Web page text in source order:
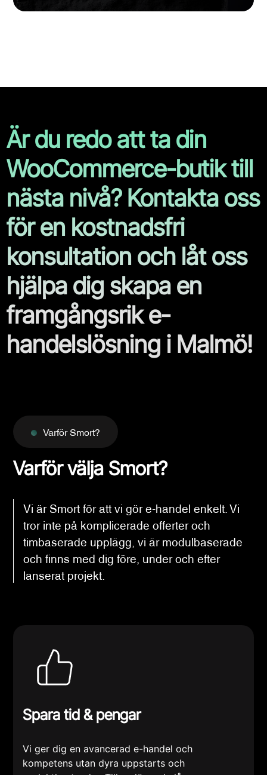
Är du redo att ta din
WooCommerce-butik till
nästa nivå? Kontakta oss
för en kostnadsfri
konsultation och låt oss
hjälpa dig skapa en
framgångsrik e-
handelslösning i Malmö!
Varför Smort?
Varför välja Smort?
Vi är Smort för att vi gör e-handel enkelt. Vi
tror inte på komplicerade offerter och
timbaserade upplägg, vi är modulbaserade
och finns med dig före, under och efter
lanserat projekt.
Spara tid & pengar
Vi ger dig en avancerad e-handel och
kompetens utan dyra uppstarts och